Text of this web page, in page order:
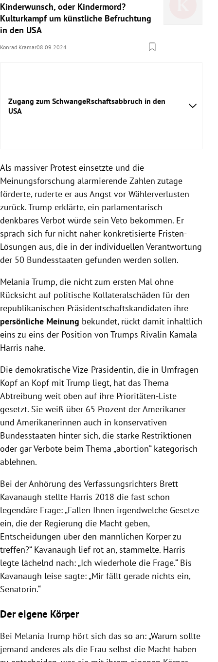
Kinderwunsch, oder Kindermord?
Kulturkampf um künstliche Befruchtung
in den USA
Konrad Kramar08.09.2024
Zugang zum SchwangeRschaftsabbruch in den
USA
Als massiver Protest einsetzte und die
Meinungsforschung alarmierende Zahlen zutage
förderte, ruderte er aus Angst vor Wählerverlusten
zurück. Trump erklärte, ein parlamentarisch
denkbares Verbot würde sein Veto bekommen. Er
sprach sich für nicht näher konkretisierte Fristen-
Lösungen aus, die in der individuellen Verantwortung
der 50 Bundesstaaten gefunden werden sollen.
Melania Trump, die nicht zum ersten Mal ohne
Rücksicht auf politische Kollateralschäden für den
republikanischen Präsidentschaftskandidaten ihre
persönliche Meinung bekundet, rückt damit inhaltlich
eins zu eins der Position von Trumps Rivalin Kamala
Harris nahe.
Die demokratische Vize-Präsidentin, die in Umfragen
Kopf an Kopf mit Trump liegt, hat das Thema
Abtreibung weit oben auf ihre Prioritäten-Liste
gesetzt. Sie weiß über 65 Prozent der Amerikaner
und Amerikanerinnen auch in konservativen
Bundesstaaten hinter sich, die starke Restriktionen
oder gar Verbote beim Thema „abortion“ kategorisch
ablehnen.
Bei der Anhörung des Verfassungsrichters Brett
Kavanaugh stellte Harris 2018 die fast schon
legendäre Frage: „Fallen Ihnen irgendwelche Gesetze
ein, die der Regierung die Macht geben,
Entscheidungen über den männlichen Körper zu
treffen?“ Kavanaugh lief rot an, stammelte. Harris
legte lächelnd nach: „Ich wiederhole die Frage.“ Bis
Kavanaugh leise sagte: „Mir fällt gerade nichts ein,
Senatorin.“
Der eigene Körper
Bei Melania Trump hört sich das so an: „Warum sollte
jemand anderes als die Frau selbst die Macht haben